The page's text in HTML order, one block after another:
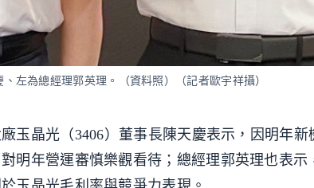
左為總經理郭英理。（資料照）（記者歐宇祥攝）
玉晶光（3406）董事長陳天慶表示，因明年新
明年營運審慎樂觀看待；總經理郭英理也表示